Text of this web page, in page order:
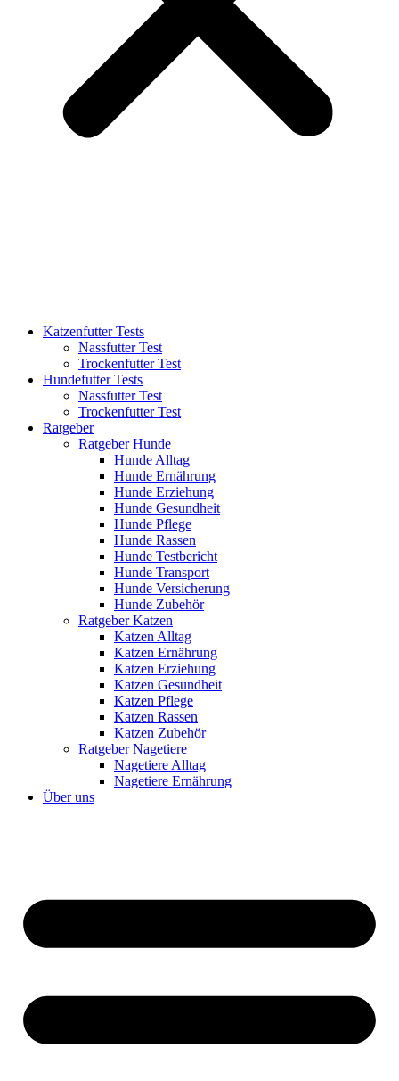
Katzenfutter Tests
Nassfutter Test
Trockenfutter Test
Hundefutter Tests
Nassfutter Test
Trockenfutter Test
Ratgeber
Ratgeber Hunde
Hunde Alltag
Hunde Ernährung
Hunde Erziehung
Hunde Gesundheit
Hunde Pflege
Hunde Rassen
Hunde Testbericht
Hunde Transport
Hunde Versicherung
Hunde Zubehör
Ratgeber Katzen
Katzen Alltag
Katzen Ernährung
Katzen Erziehung
Katzen Gesundheit
Katzen Pflege
Katzen Rassen
Katzen Zubehör
Ratgeber Nagetiere
Nagetiere Alltag
Nagetiere Ernährung
Über uns